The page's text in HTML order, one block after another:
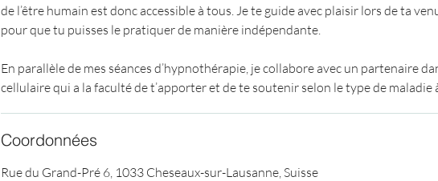
de l’être humain est donc accessible à tous. Je te guide avec plaisir lors de ta
pour que tu puisses le pratiquer de manière indépendante.
En parallèle de mes séances d’hypnothérapie, je collabore avec un partenaire
Coordonnées
Rue du Grand-Pré 6, 1033 Cheseaux-sur-Lausanne, Suisse